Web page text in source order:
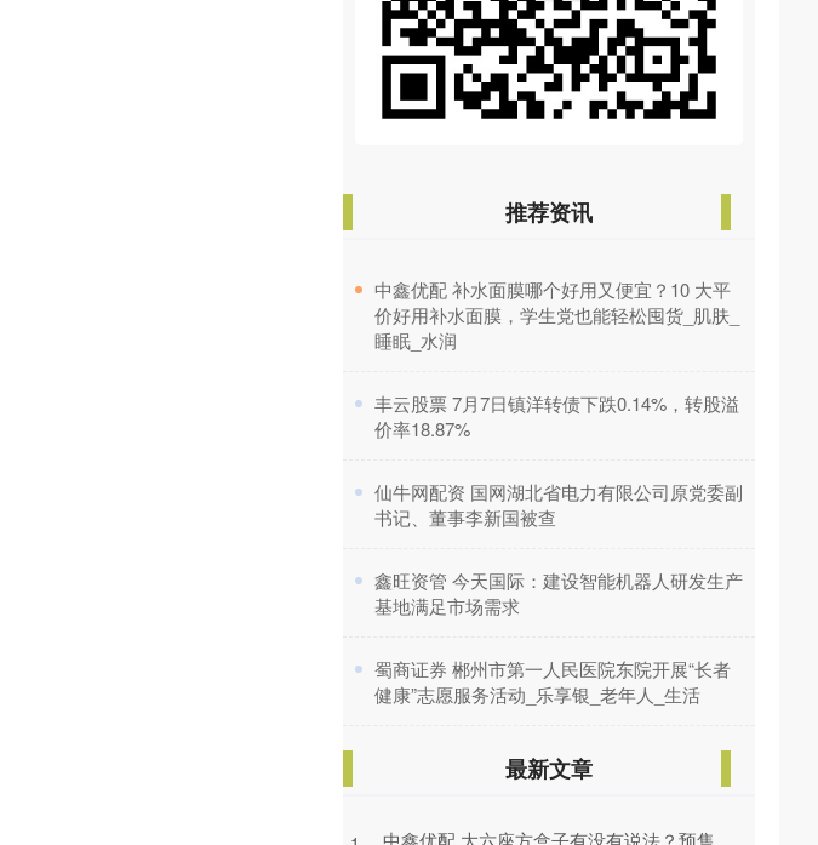
推荐资讯
​中鑫优配 补水面膜哪个好用又便宜？10 大平
价好用补水面膜，学生党也能轻松囤货_肌肤_
睡眠_水润
​丰云股票 7月7日镇洋转债下跌0.14%，转股溢
价率18.87%
​仙牛网配资 国网湖北省电力有限公司原党委副
书记、董事李新国被查
​鑫旺资管 今天国际：建设智能机器人研发生产
基地满足市场需求
​蜀商证券 郴州市第一人民医院东院开展“长者
健康”志愿服务活动_乐享银_老年人_生活
最新文章
中鑫优配 大六座方盒子有没有说法？预售